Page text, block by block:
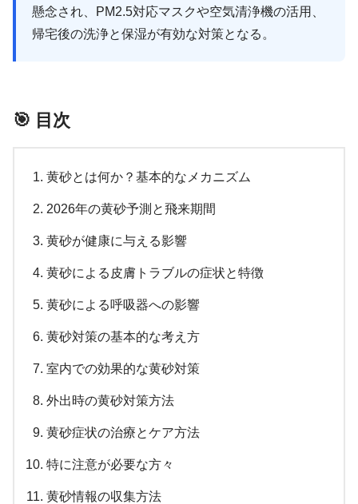
懸念され、PM2.5対応マスクや空気清浄機の活用、
帰宅後の洗浄と保湿が有効な対策となる。
🎯 目次
黄砂とは何か？基本的なメカニズム
2026年の黄砂予測と飛来期間
黄砂が健康に与える影響
黄砂による皮膚トラブルの症状と特徴
黄砂による呼吸器への影響
黄砂対策の基本的な考え方
室内での効果的な黄砂対策
外出時の黄砂対策方法
黄砂症状の治療とケア方法
特に注意が必要な方々
黄砂情報の収集方法